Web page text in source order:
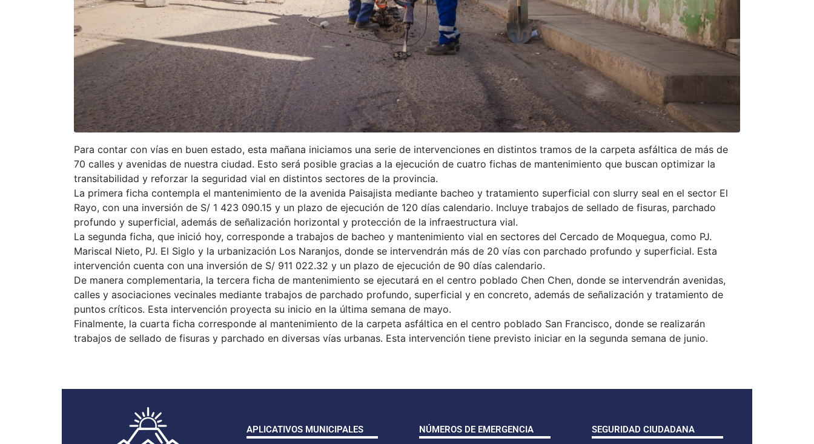
Para contar con vías en buen estado, esta mañana iniciamos una serie de intervenciones en distintos tramos de la carpeta asfáltica de más de
70 calles y avenidas de nuestra ciudad. Esto será posible gracias a la ejecución de cuatro fichas de mantenimiento que buscan optimizar la
transitabilidad y reforzar la seguridad vial en distintos sectores de la provincia.
La primera ficha contempla el mantenimiento de la avenida Paisajista mediante bacheo y tratamiento superficial con slurry seal en el sector El
Rayo, con una inversión de S/ 1 423 090.15 y un plazo de ejecución de 120 días calendario. Incluye trabajos de sellado de fisuras, parchado
profundo y superficial, además de señalización horizontal y protección de la infraestructura vial.
La segunda ficha, que inició hoy, corresponde a trabajos de bacheo y mantenimiento vial en sectores del Cercado de Moquegua, como PJ.
Mariscal Nieto, PJ. El Siglo y la urbanización Los Naranjos, donde se intervendrán más de 20 vías con parchado profundo y superficial. Esta
intervención cuenta con una inversión de S/ 911 022.32 y un plazo de ejecución de 90 días calendario.
De manera complementaria, la tercera ficha de mantenimiento se ejecutará en el centro poblado Chen Chen, donde se intervendrán avenidas,
calles y asociaciones vecinales mediante trabajos de parchado profundo, superficial y en concreto, además de señalización y tratamiento de
puntos críticos. Esta intervención proyecta su inicio en la última semana de mayo.
Finalmente, la cuarta ficha corresponde al mantenimiento de la carpeta asfáltica en el centro poblado San Francisco, donde se realizarán
trabajos de sellado de fisuras y parchado en diversas vías urbanas. Esta intervención tiene previsto iniciar en la segunda semana de junio.
APLICATIVOS MUNICIPALES NÚMEROS DE EMERGENCIA SEGURIDAD CIUDADANA